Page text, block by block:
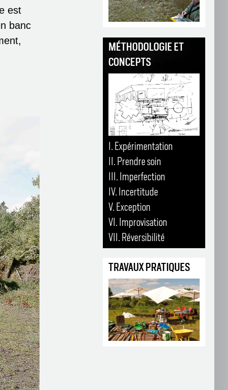
est
banc
MÉTHODOLOGIE ET
CONCEPTS
I. Expérimentation
II. Prendre soin
III. Imperfection
IV. Incertitude
V. Exception
VI. Improvisation
VII. Réversibilité
TRAVAUX PRATIQUES